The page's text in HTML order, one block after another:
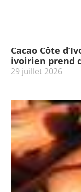
Cacao Côte
ivoirien prend
29 juillet 2026